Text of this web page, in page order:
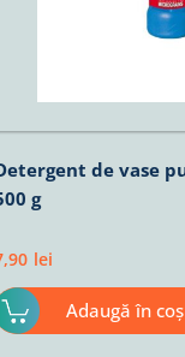
de vase
g
lei
Adaugă în coș